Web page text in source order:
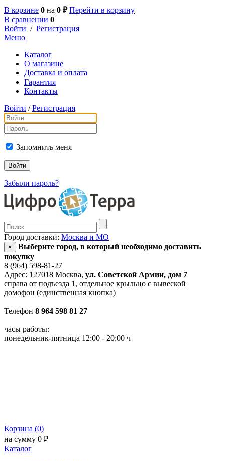
В корзине 0 на 0 ₽ Перейти в корзину
В сравнении 0
Войти / Регистрация
Меню
Каталог
О магазине
Доставка и оплата
Гарантия
Контакты
Войти / Регистрация
Запомнить меня
Забыли пароль?
Город доставки: Москва и МО
×
Выберите город, в который необходимо доставить
покупку
8 (964) 598-81-27
Адрес: 127018 Москва, ул. Советской Армии, дом 7
справа от подъезда 1, отдельное крыльцо с вывеской
домофон (единственная кнопка)
Телефон 8 964 598 81 27
часы работы:
понедельник-пятница 12:00 - 20:00 ч
Корзина (0)
на сумму 0 ₽
Каталог